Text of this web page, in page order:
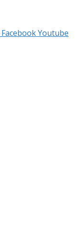
FacebookYoutube